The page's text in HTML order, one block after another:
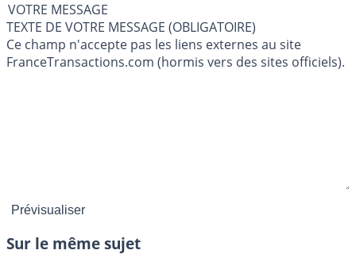
VOTRE MESSAGE
TEXTE DE VOTRE MESSAGE (OBLIGATOIRE)
Ce champ n'accepte pas les liens externes au site
FranceTransactions.com (hormis vers des sites officiels).